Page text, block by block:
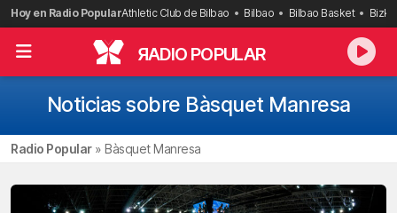
Saltar
al
contenido
Hoy en Radio PopularAthletic Club de Bilbao Bilbao Bilbao Basket
RADIO POPULAR
Noticias sobre Bàsquet Manresa
Radio Popular» Bàsquet Manresa